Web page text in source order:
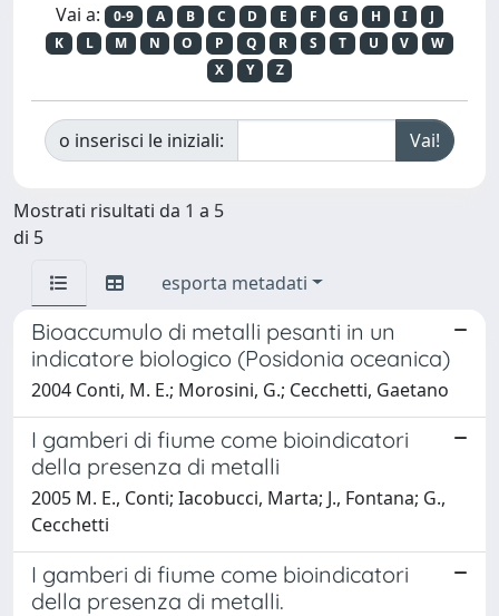
Vai a: 0-9 A B C D E F G H I
J
K
L M N O P Q R S T U V
W
X
Y Z
o inserisci le iniziali:
Mostrati risultati da 1 a 5
di 5
esporta metadati
Bioaccumulo di metalli pesanti in un
indicatore biologico (Posidonia oceanica)
2004 Conti, M. E.; Morosini, G.; Cecchetti, Gaetano
I gamberi di fiume come bioindicatori
della presenza di metalli
2005 M. E., Conti; Iacobucci, Marta; J., Fontana; G.,
Cecchetti
I gamberi di fiume come bioindicatori
della presenza di metalli.